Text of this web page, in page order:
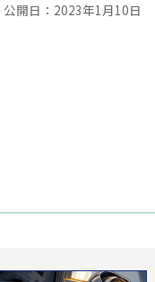
公開日：2023年1月10日